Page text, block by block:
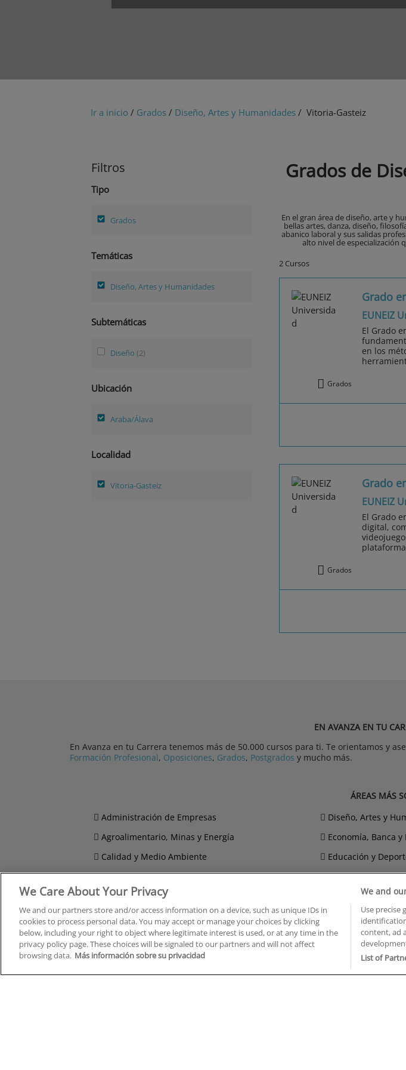
Ir a inicio / Grados / Diseño, Artes y Humanidades / Vitoria-Gasteiz
Filtros
Tipo
Grados
Temáticas
Diseño, Artes y Humanidades
Subtemáticas
Diseño (2)
Ubicación
Araba/Álava
Localidad
Vitoria-Gasteiz
Grados de
En el gran área de diseño, arte y
bellas artes, danza, diseño,
abanico laboral y sus salidas
alto nivel de especialización
2 Cursos
Grado
EUNEIZ
El Grado
en los
Grados
Grado
EUNEIZ
El Grado
digital,
Grados
EN AVANZA EN TU
En Avanza en tu Carrera tenemos más de 50.000 cursos para ti. Te orientamos y
Formación Profesional, Oposiciones, Grados, Postgrados y mucho más.
ÁREAS MÁS
Administración de Empresas
Agroalimentario, Minas y Energía
Calidad y Medio Ambiente
Compras, Logística y Transporte
Comunicación, Imagen y Sonido
Derecho y Seguridad
Diseño, Artes y
Economía, Banca y
Educación y
Hostelería,
Imagen Personal
Informática y
BUSCA TUS
Cursos en A Coruña
Cursos en Castellón
We Care About Your Privacy
We and our partners store and/or access information on a device, such as unique IDs in
cookies to process personal data. You may accept or manage your choices by clicking
below, including your right to object where legitimate interest is used, or at any time in the
privacy policy page. These choices will be signaled to our partners and will not affect
browsing data. Más información sobre su privacidad
We and
Use precise
content, ad
List of